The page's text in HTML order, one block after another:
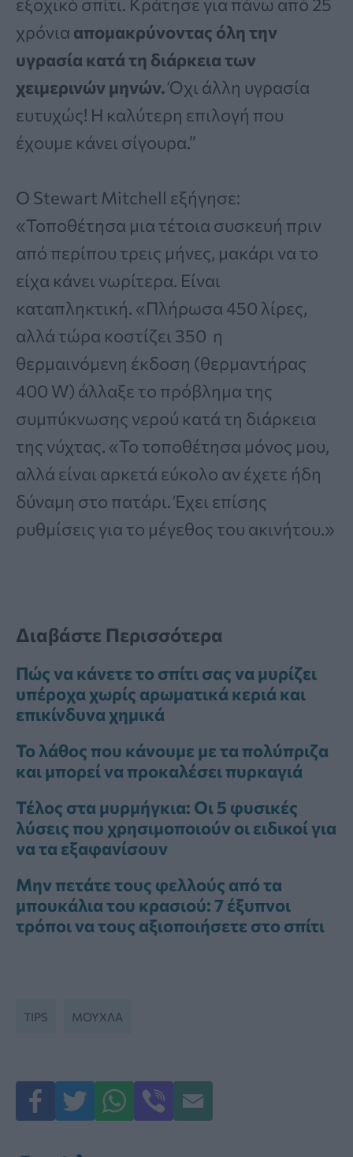
χρόνια απομακρύνοντας όλη την
υγρασία κατά τη διάρκεια των
χειμερινών μηνών.Όχι άλλη υγρασία
ευτυχώς! Η καλύτερη επιλογή που
έχουμε κάνει σίγουρα.”
Ο Stewart Mitchell εξήγησε:
«Τοποθέτησα μια τέτοια συσκευή πριν
από περίπου τρεις μήνες, μακάρι να το
είχα κάνει νωρίτερα. Είναι
καταπληκτική. «Πλήρωσα 450 λίρες,
αλλά τώρα κοστίζει 350 η
θερμαινόμενη έκδοση (θερμαντήρας
400 W) άλλαξε το πρόβλημα της
συμπύκνωσης νερού κατά τη διάρκεια
της νύχτας. «Το τοποθέτησα μόνος μου,
αλλά είναι αρκετά εύκολο αν έχετε ήδη
δύναμη στο πατάρι.Έχει επίσης
ρυθμίσεις για το μέγεθος του ακινήτου.»
Διαβάστε Περισσότερα
Πώς να κάνετε το σπίτι σας να μυρίζει
υπέροχα χωρίς αρωματικά κεριά και
επικίνδυνα χημικά
Το λάθος που κάνουμε με τα πολύπριζα
και μπορεί να προκαλέσει πυρκαγιά
Τέλος στα μυρμήγκια: Οι 5 φυσικές
λύσεις που χρησιμοποιούν οι ειδικοί για
να τα εξαφανίσουν
Μην πετάτε τους φελλούς από τα
μπουκάλια του κρασιού: 7 έξυπνοι
τρόποι να τους αξιοποιήσετε στο σπίτι
TIPS ΜΟΎΧΛΑ